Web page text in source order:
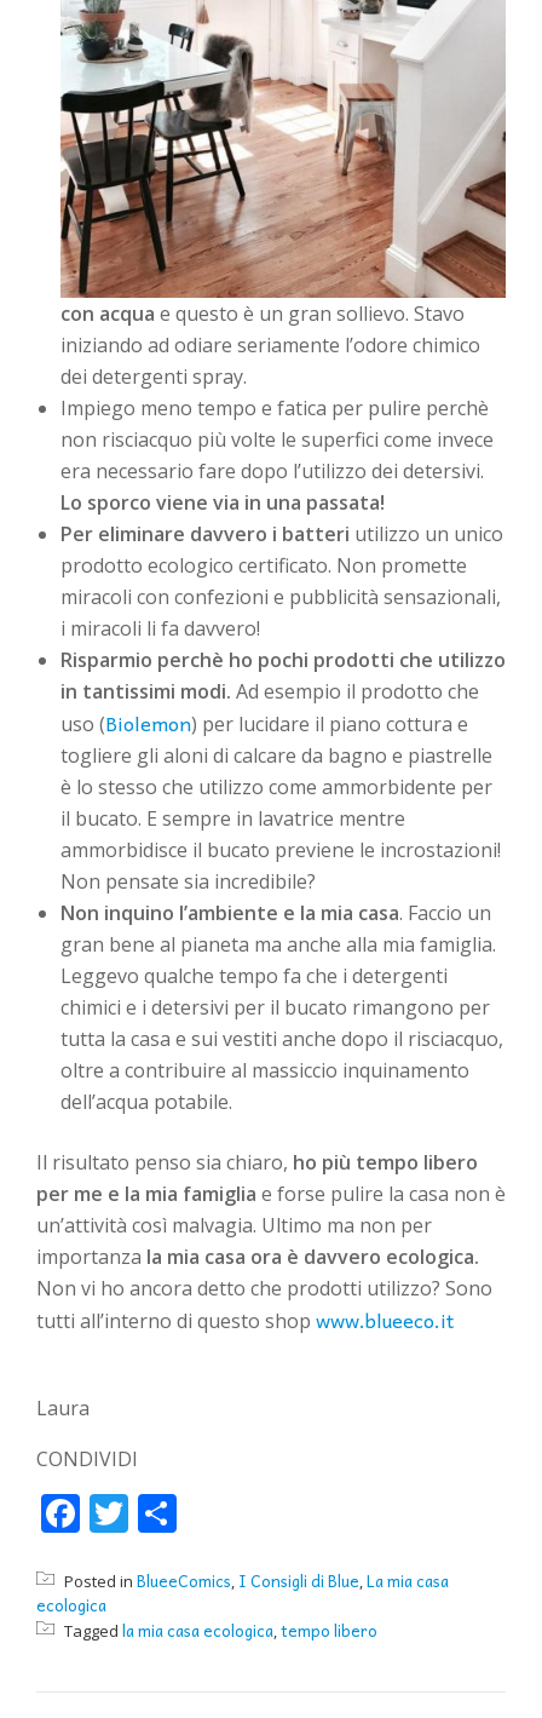
con acqua e questo è un gran sollievo. Stavo
iniziando ad odiare seriamente l’odore chimico
dei detergenti spray.
Impiego meno tempo e fatica per pulire perchè
non risciacquo più volte le superfici come invece
era necessario fare dopo l’utilizzo dei detersivi.
Lo sporco viene via in una passata!
Per eliminare davvero i batteri utilizzo un unico
prodotto ecologico certificato. Non promette
miracoli con confezioni e pubblicità sensazionali,
i miracoli li fa davvero!
Risparmio perchè ho pochi prodotti che utilizzo
in tantissimi modi. Ad esempio il prodotto che
uso (Biolemon) per lucidare il piano cottura e
togliere gli aloni di calcare da bagno e piastrelle
è lo stesso che utilizzo come ammorbidente per
il bucato. E sempre in lavatrice mentre
ammorbidisce il bucato previene le incrostazioni!
Non pensate sia incredibile?
Non inquino l’ambiente e la mia casa. Faccio un
gran bene al pianeta ma anche alla mia famiglia.
Leggevo qualche tempo fa che i detergenti
chimici e i detersivi per il bucato rimangono per
tutta la casa e sui vestiti anche dopo il risciacquo,
oltre a contribuire al massiccio inquinamento
dell’acqua potabile.
Il risultato penso sia chiaro, ho più tempo libero
per me e la mia famiglia e forse pulire la casa non è
un’attività così malvagia. Ultimo ma non per
importanza la mia casa ora è davvero ecologica.
Non vi ho ancora detto che prodotti utilizzo? Sono
tutti all’interno di questo shop www.blueeco.it
Laura
CONDIVIDI
FacebookTwitter
Posted in BlueeComics, I Consigli di Blue,La mia casa
ecologica
Tagged la mia casa ecologica,tempo libero